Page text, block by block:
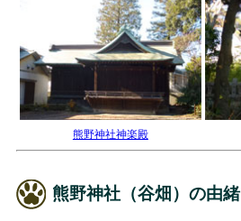
熊野神社神楽殿
熊野神社（谷畑）の由緒